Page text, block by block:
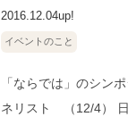
2016.12.04up!
イベントのこと
「ならでは」のシン
ネリスト （12/4）